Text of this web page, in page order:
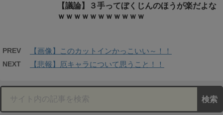
【議論】３手ってぼくじんのほうが楽だよな
ｗｗｗｗｗｗｗｗｗｗｗ
PREV 【画像】このカットインかっこいい～！！
NEXT 【悲報】厄キャラについて思うこと！！